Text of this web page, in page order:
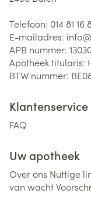
Telefoon: 014 81 16
E-mailadres: info@
APB nummer:
Apotheek titularis:
BTW nummer:
Klantenservice
FAQ
Uw apotheek
Over ons Nuttige
van wacht